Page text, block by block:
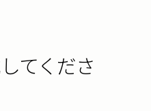
てくださ